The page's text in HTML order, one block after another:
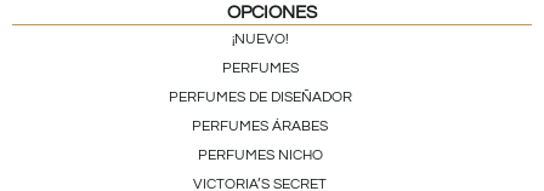
OPCIONES
¡NUEVO!
PERFUMES
PERFUMES DE DISEÑADOR
PERFUMES ÁRABES
PERFUMES NICHO
VICTORIA’S SECRET